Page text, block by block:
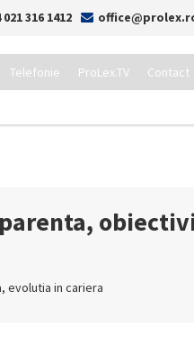
021 316 1412
Telefonie ProLex.TV Contact
evolutia in cariera